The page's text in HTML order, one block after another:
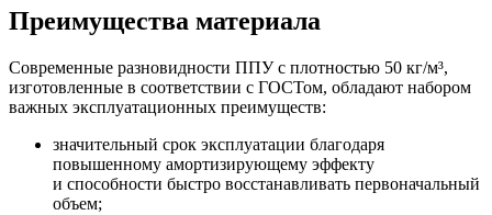
Преимущества материала
Современные разновидности ППУ с плотностью 50 кг/м³,
изготовленные в соответствии с ГОСТом, обладают набором
важных эксплуатационных преимуществ:
значительный срок эксплуатации благодаря
повышенному амортизирующему эффекту
и способности быстро восстанавливать первоначальный
объем;